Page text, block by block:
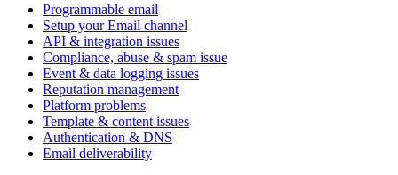
Programmable email
Setup your Email channel
API & integration issues
Compliance, abuse & spam issue
Event & data logging issues
Reputation management
Platform problems
Template & content issues
Authentication & DNS
Email deliverability